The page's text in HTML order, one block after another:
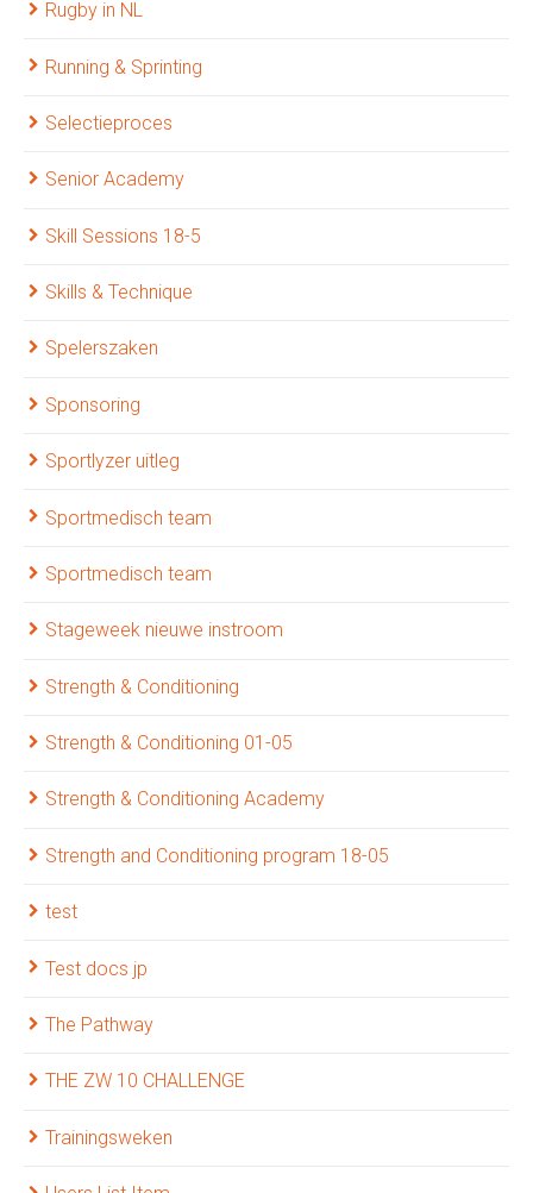
Rugby in NL
Running & Sprinting
Selectieproces
Senior Academy
Skill Sessions 18-5
Skills & Technique
Spelerszaken
Sponsoring
Sportlyzer uitleg
Sportmedisch team
Sportmedisch team
Stageweek nieuwe instroom
Strength & Conditioning
Strength & Conditioning 01-05
Strength & Conditioning Academy
Strength and Conditioning program 18-05
test
Test docs jp
The Pathway
THE ZW 10 CHALLENGE
Trainingsweken